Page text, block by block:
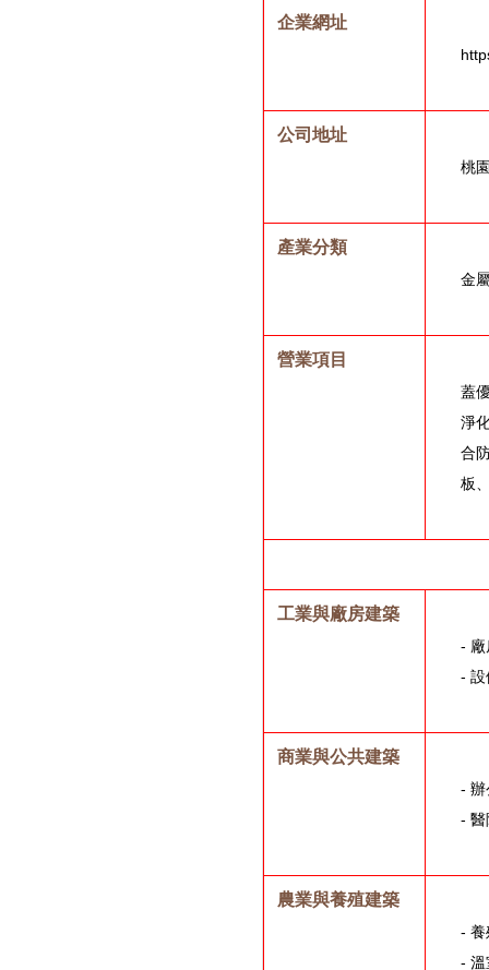
企業網址
公司地址
桃
產業分類
金
營業項目
蓋
淨
合
板
工業與廠房建築
- 廠
- 設
商業與公共建築
- 辦
- 醫
農業與養殖建築
- 養
- 溫